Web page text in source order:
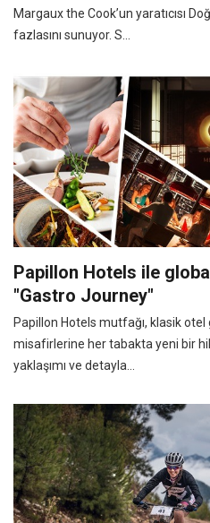
Margaux the Cook’un yaratıcısı
fazlasını sunuyor. S...
Papillon Hotels ile
"Gastro Journey"
Papillon Hotels mutfağı, klasik otel
misafirlerine her tabakta yeni bir
yaklaşımı ve detayla...